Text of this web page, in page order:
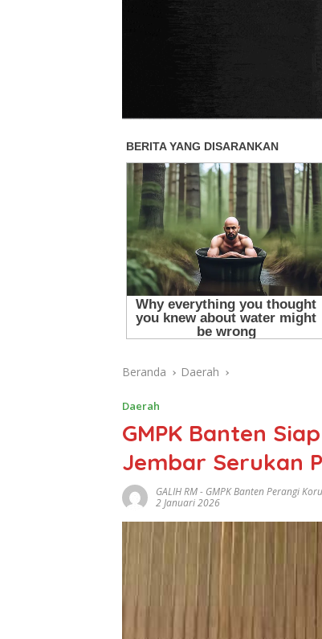
Beranda Daerah
Daerah
GMPK Banten
Jembar Serukan
GALIH RM- GMPK Banten Perangi
2 Januari 2026